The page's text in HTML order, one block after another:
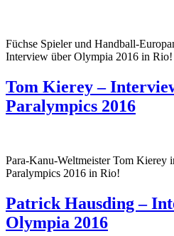
Füchse Spieler und Handball-
Interview über Olympia 2016 in Rio!
Tom Kierey –
Paralympics 2016
Para-Kanu-Weltmeister Tom Kierey
Paralympics 2016 in Rio!
Patrick Hausding –
Olympia 2016